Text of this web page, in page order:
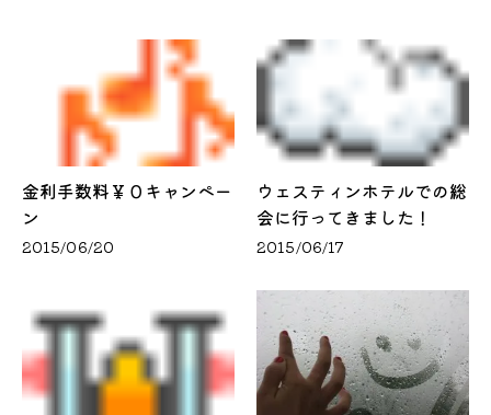
金利手数料￥０キャンペー
ン
2015/06/20
ウェスティンホテルでの総
会に行ってきました！
2015/06/17